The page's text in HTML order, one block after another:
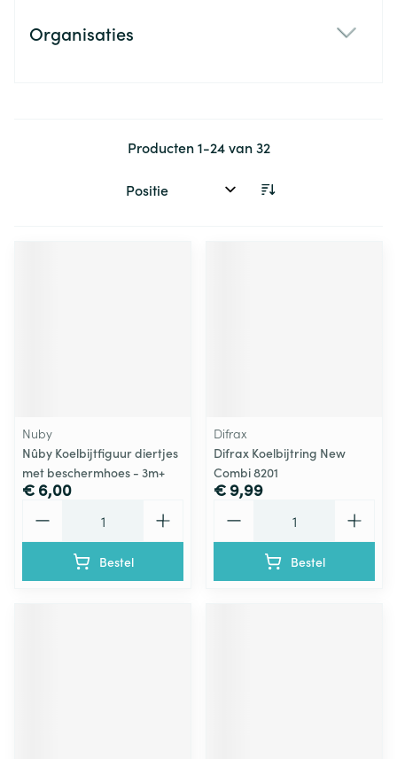
Organisaties
Producten1-24van32
Sorteer op:
Nuby
Nûby Koelbijtfiguur diertjes
met beschermhoes - 3m+
€ 6,00
Bestel
Difrax
Difrax Koelbijtring New
Combi 8201
€ 9,99
Bestel